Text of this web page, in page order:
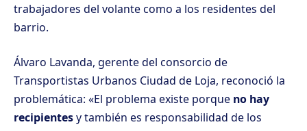
trabajadores del volante como a los residentes del
barrio.
Álvaro Lavanda, gerente del consorcio de
Transportistas Urbanos Ciudad de Loja, reconoció la
problemática: «El problema existe porque no hay
recipientesy también es responsabilidad de los